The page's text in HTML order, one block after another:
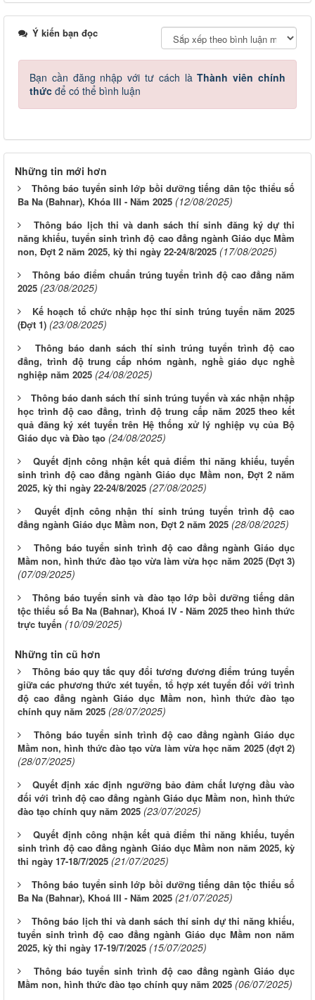
Ý kiến bạn đọc
Bạn cần đăng nhập với tư cách làThành viên chính
thức để có thể bình luận
Những tin mới hơn
Thông báo tuyển sinh lớp bồi dưỡng tiếng dân tộc thiểu số
Ba Na (Bahnar), Khóa III - Năm 2025 (12/08/2025)
Thông báo lịch thi và danh sách thí sinh đăng ký dự thi
năng khiếu, tuyển sinh trình độ cao đẳng ngành Giáo dục Mầm
non, Đợt 2 năm 2025, kỳ thi ngày 22-24/8/2025 (17/08/2025)
Thông báo điểm chuẩn trúng tuyển trình độ cao đẳng năm
2025 (23/08/2025)
Kế hoạch tổ chức nhập học thí sinh trúng tuyển năm 2025
(Đợt 1) (23/08/2025)
Thông báo danh sách thí sinh trúng tuyển trình độ cao
đẳng, trình độ trung cấp nhóm ngành, nghề giáo dục nghề
nghiệp năm 2025 (24/08/2025)
Thông báo danh sách thí sinh trúng tuyển và xác nhận nhập
học trình độ cao đẳng, trình độ trung cấp năm 2025 theo kết
quả đăng ký xét tuyển trên Hệ thống xử lý nghiệp vụ của Bộ
Giáo dục và Đào tạo (24/08/2025)
Quyết định công nhận kết quả điểm thi năng khiếu, tuyển
sinh trình độ cao đẳng ngành Giáo dục Mầm non, Đợt 2 năm
2025, kỳ thi ngày 22-24/8/2025 (27/08/2025)
Quyết định công nhận thí sinh trúng tuyển trình độ cao
đẳng ngành Giáo dục Mầm non, Đợt 2 năm 2025 (28/08/2025)
Thông báo tuyển sinh trình độ cao đẳng ngành Giáo dục
Mầm non, hình thức đào tạo vừa làm vừa học năm 2025 (Đợt 3)
(07/09/2025)
Thông báo tuyển sinh và đào tạo lớp bồi dưỡng tiếng dân
tộc thiểu số Ba Na (Bahnar), Khoá IV - Năm 2025 theo hình thức
trực tuyến (10/09/2025)
Những tin cũ hơn
Thông báo quy tắc quy đổi tương đương điểm trúng tuyển
giữa các phương thức xét tuyển, tổ hợp xét tuyển đối với trình
độ cao đẳng ngành Giáo dục Mầm non, hình thức đào tạo
chính quy năm 2025 (28/07/2025)
Thông báo tuyển sinh trình độ cao đẳng ngành Giáo dục
Mầm non, hình thức đào tạo vừa làm vừa học năm 2025 (đợt 2)
(28/07/2025)
Quyết định xác định ngưỡng bảo đảm chất lượng đầu vào
đối với trình độ cao đẳng ngành Giáo dục Mầm non, hình thức
đào tạo chính quy năm 2025 (23/07/2025)
Quyết định công nhận kết quả điểm thi năng khiếu, tuyển
sinh trình độ cao đẳng ngành Giáo dục Mầm non năm 2025, kỳ
thi ngày 17-18/7/2025 (21/07/2025)
Thông báo tuyển sinh lớp bồi dưỡng tiếng dân tộc thiểu số
Ba Na (Bahnar), Khoá III - Năm 2025 (21/07/2025)
Thông báo lịch thi và danh sách thí sinh dự thi năng khiếu,
tuyển sinh trình độ cao đẳng ngành Giáo dục Mầm non năm
2025, kỳ thi ngày 17-19/7/2025 (15/07/2025)
Thông báo tuyển sinh trình độ cao đẳng ngành Giáo dục
Mầm non, hình thức đào tạo chính quy năm 2025 (06/07/2025)